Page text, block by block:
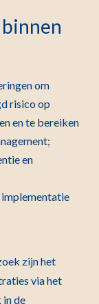
om
risico op
en te bereiken
en
zijn het
via het
de